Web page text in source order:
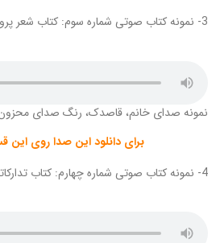
3- نمونه کتاب صوتی شماره سوم: کتاب شعر پرواز قاصدک، قاصدک
نمونه صدای خانم، قاصدک، رنگ صدای
برای دانلود این صدا روی
4- نمونه کتاب صوتی شماره چهارم: کتاب تدارکاتچی، جانان